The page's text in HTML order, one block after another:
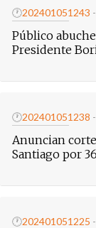
🕐202401051243
Público
Presidente
🕐202401051238
Anuncian
Santiago por
🕐202401051225